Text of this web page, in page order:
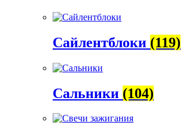
Сайлентблоки (119)
Сальники (104)